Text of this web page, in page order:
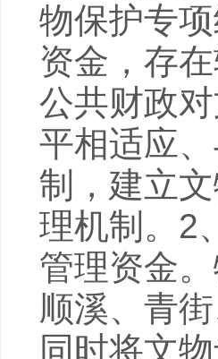
物保护专
资金，存
公共财政
平相适应
制，建立
理机制。2
管理资金
顺溪、青
同时将文